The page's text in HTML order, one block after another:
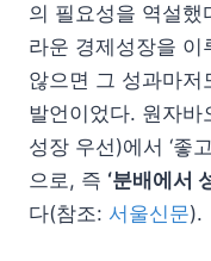
의 필요성을 역설
라운 경제성장을 이
않으면 그 성과마저
발언이었다. 원자바
성장 우선)에서 ‘좋
으로, 즉 ‘분배에서
다(참조: 서울신문).